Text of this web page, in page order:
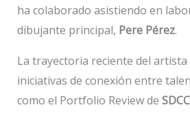
ha colaborado asistiendo en
dibujante principal, Pere Pérez.
La trayectoria reciente del artista
iniciativas de conexión entre
como el Portfolio Review de